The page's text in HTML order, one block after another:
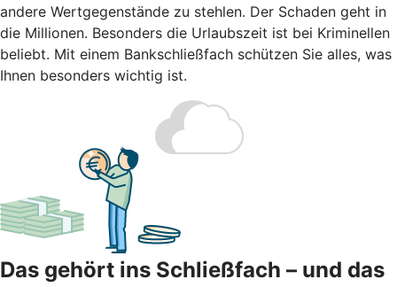
andere Wertgegenstände zu stehlen. Der Schaden geht in
die Millionen. Besonders die Urlaubszeit ist bei Kriminellen
beliebt. Mit einem Bankschließfach schützen Sie alles, was
Ihnen besonders wichtig ist.
Das gehört ins Schließfach – und das